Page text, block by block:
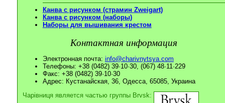
Канва с рисунком (страмин Zweigart)
Канва с рисунком (наборы)
Наборы для вышивания крестом
Контактная информация
Электронная почта: info@charivnytsya.com
Телефоны: +38 (0482) 39·10·30, (067) 48·11·229
Факс: +38 (0482) 39·10·30
Адрес: Кустанайская, 36, Одесса, 65085, Украина
Чарівниця является частью группы Brvsk: